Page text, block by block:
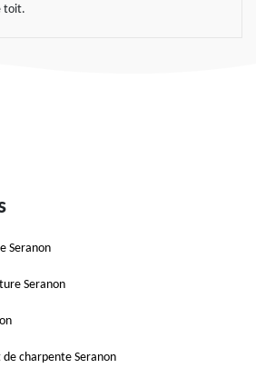
toit.
Seranon
Seranon
charpente Seranon